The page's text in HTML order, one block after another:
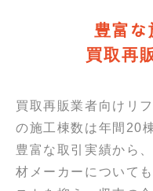
豊富な
買取再
買取再販業者向けリ
の施工棟数は年間20
豊富な取引実績から
材メーカーについて